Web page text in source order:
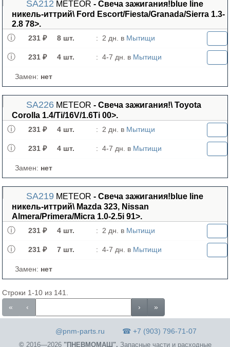
SA212 METEOR - Свеча зажигания!blue line
никель-иттрий\ Ford Escort/Fiesta/Granada/Sierra 1.3-
2.8 78>.
231 ₽ 8 шт. : 2 дн. в Мытищи
231 ₽ 4 шт. : 4-7 дн. в Мытищи
Замен: нет
SA226 METEOR - Свеча зажигания!\ Toyota
Corolla 1.4/Ti/16V/1.6Ti 00>.
231 ₽ 4 шт. : 2 дн. в Мытищи
231 ₽ 4 шт. : 4-7 дн. в Мытищи
Замен: нет
SA219 METEOR - Свеча зажигания!blue line
никель-иттрий\ Mazda 323, Nissan
Almera/Primera/Micra 1.0-2.5i 91>.
231 ₽ 4 шт. : 2 дн. в Мытищи
231 ₽ 7 шт. : 4-7 дн. в Мытищи
Замен: нет
Строки 1-10 из 141.
«
‹ › »
@pnm-parts.ru ☎ +7 (903) 796-71-07
©2016—2026 "ПНЕВМОМАШ". Запасные части и расходные